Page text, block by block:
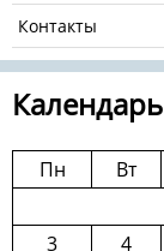
Контакты
Календарь
Пн
Вт
3
4